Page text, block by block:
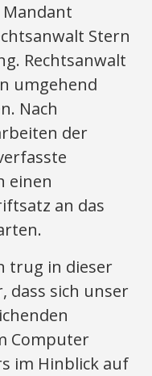
Stern
Rechtsanwalt
umgehend
Nach
der
einen
an das
trug in dieser
dass sich unser
Computer
im Hinblick auf